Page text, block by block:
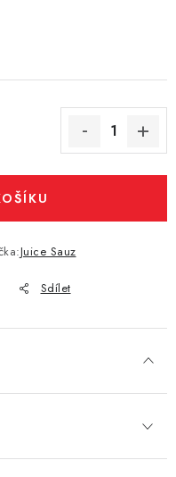
Juice Sauz
Sdílet